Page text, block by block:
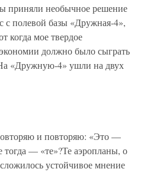
приняли необычное решение
с полевой базы «Дружная-4»,
когда мое твердое
должно было сыграть
«Дружную-4» ушли на двух
и повторяю: «Это —
тогда — «те»?Те аэропланы, о
устойчивое мнение